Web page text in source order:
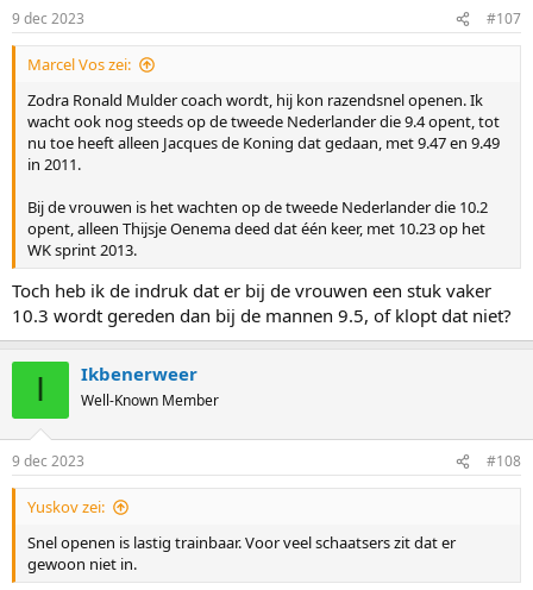
9 dec 2023 #107
Marcel Vos zei:
Zodra Ronald Mulder coach wordt, hij kon razendsnel openen. Ik
wacht ook nog steeds op de tweede Nederlander die 9.4 opent, tot
nu toe heeft alleen Jacques de Koning dat gedaan, met 9.47 en 9.49
in 2011.
Bij de vrouwen is het wachten op de tweede Nederlander die 10.2
opent, alleen Thijsje Oenema deed dat één keer, met 10.23 op het
WK sprint 2013.
Toch heb ik de indruk dat er bij de vrouwen een stuk vaker
10.3 wordt gereden dan bij de mannen 9.5, of klopt dat niet?
I Ikbenerweer
Well-Known Member
9 dec 2023 #108
Yuskov zei:
Snel openen is lastig trainbaar. Voor veel schaatsers zit dat er
gewoon niet in.